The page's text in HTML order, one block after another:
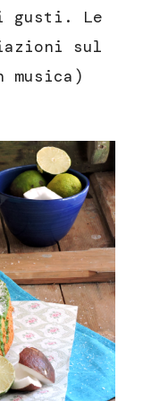
gusti. Le
sul
musica)